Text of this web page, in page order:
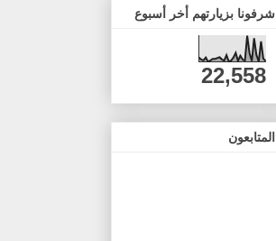
شرفونا بزيارتهم أخر أسبوع
22,558
المتابعون